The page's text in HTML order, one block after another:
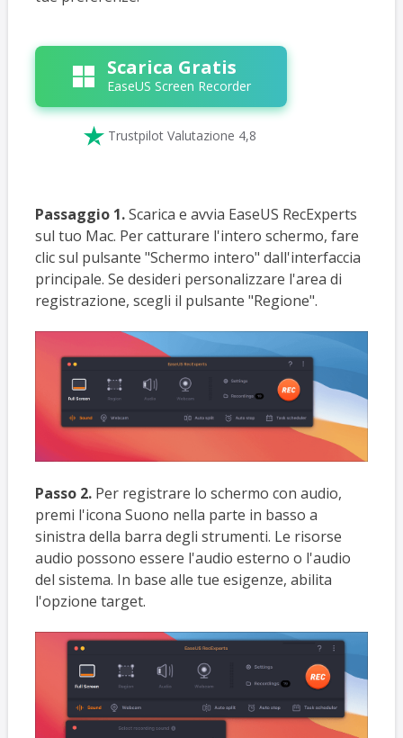
Scarica Gratis
EaseUS Screen Recorder
 Trustpilot Valutazione 4,8
Passaggio 1.Scarica e avvia EaseUS RecExperts
sul tuo Mac. Per catturare l'intero schermo, fare
clic sul pulsante "Schermo intero" dall'interfaccia
principale. Se desideri personalizzare l'area di
registrazione, scegli il pulsante "Regione".
Passo 2.Per registrare lo schermo con audio,
premi l'icona Suono nella parte in basso a
sinistra della barra degli strumenti. Le risorse
audio possono essere l'audio esterno o l'audio
del sistema. In base alle tue esigenze, abilita
l'opzione target.